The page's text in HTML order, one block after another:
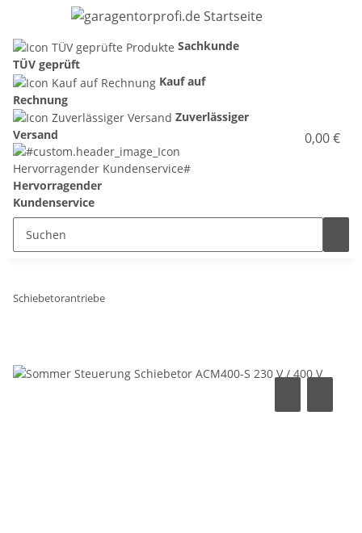
Sachkunde
TÜV geprüft
Kauf auf
Rechnung
Zuverlässiger
Versand
Hervorragender
Kundenservice
0,00 €
Schiebetorantriebe